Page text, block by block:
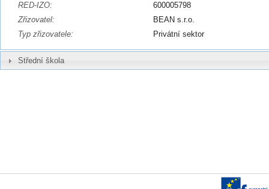
RED-IZO:
600005798
Zřizovatel:
BEAN s.r.o.
Typ zřizovatele:
Privátní sektor
Střední škola